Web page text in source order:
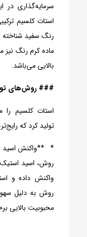
سرمایه‌گذاری در
استات کلسیم
رنگ سفید
ماده کرم رنگ
بالایی می‌باشد.
### روش‌های
استات کلسیم
تولید کرد که
* **واکنش اسید
روش، اسید
واکنش داده و
روش به دلیل
محبوبیت بالایی